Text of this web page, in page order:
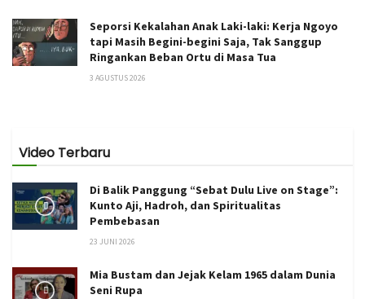
Seporsi Kekalahan Anak Laki-laki: Kerja Ngoyo
tapi Masih Begini-begini Saja, Tak Sanggup
Ringankan Beban Ortu di Masa Tua
3 AGUSTUS 2026
Video Terbaru
Di Balik Panggung “Sebat Dulu Live on Stage”:
Kunto Aji, Hadroh, dan Spiritualitas
Pembebasan
23 JUNI 2026
Mia Bustam dan Jejak Kelam 1965 dalam Dunia
Seni Rupa